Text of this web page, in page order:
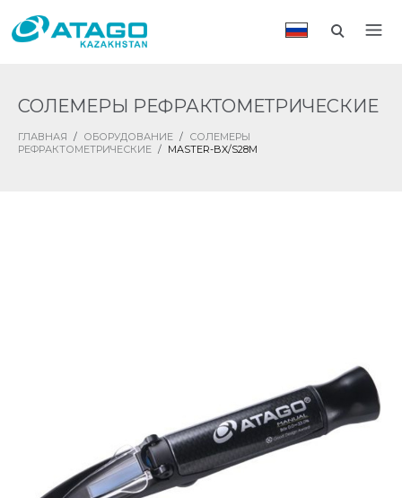
СОЛЕМЕРЫ РЕФРАКТОМЕТРИЧЕСКИЕ
ГЛАВНАЯ / ОБОРУДОВАНИЕ / СОЛЕМЕРЫ
РЕФРАКТОМЕТРИЧЕСКИЕ / MASTER-BX/S28M